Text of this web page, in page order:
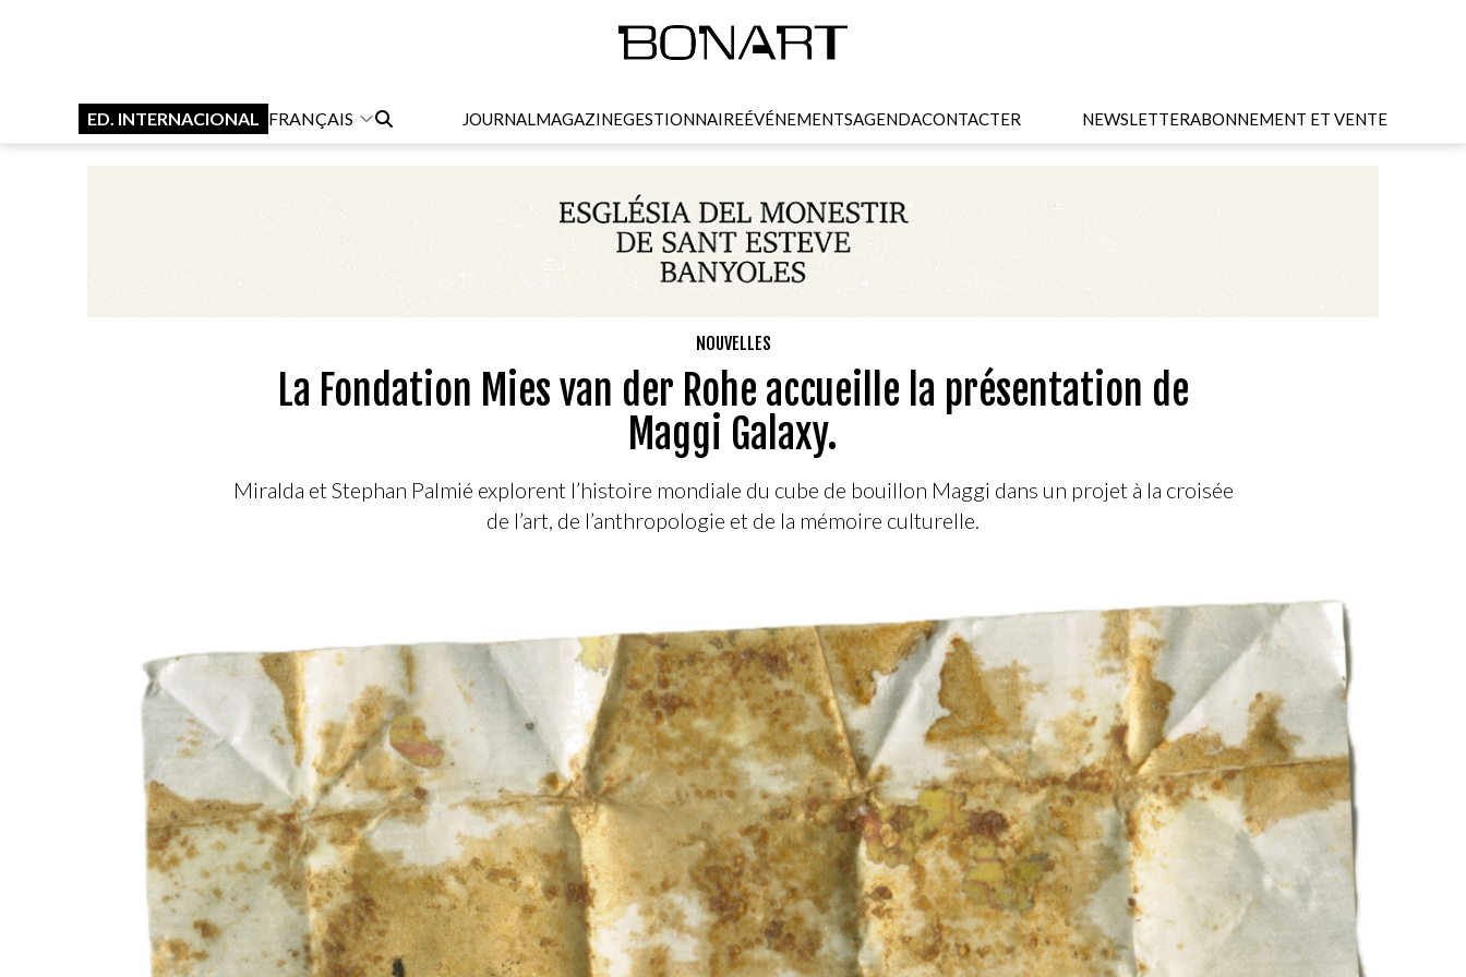
ED. INTERNACIONAL FRANÇAIS JOURNALMAGAZINEGESTIONNAIREÉVÉNEMENTSAGENDACONTACTER NEWSLETTERABONNEMENT ET VENTE
NOUVELLES
La Fondation Mies van der Rohe accueille la présentation de
Maggi Galaxy.
Miralda et Stephan Palmié explorent l’histoire mondiale du cube de bouillon Maggi dans un projet à la croisée
de l’art, de l’anthropologie et de la mémoire culturelle.